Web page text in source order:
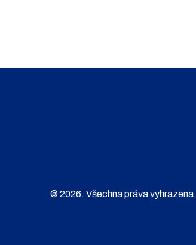
© 2026. Všechna práva vyhrazena.